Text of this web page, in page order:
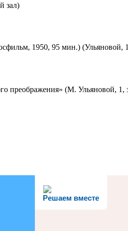
зал)
1950, 95 мин.) (Ульяновой,
преображения» (М. Ульяновой, 1,
Решаем вместе